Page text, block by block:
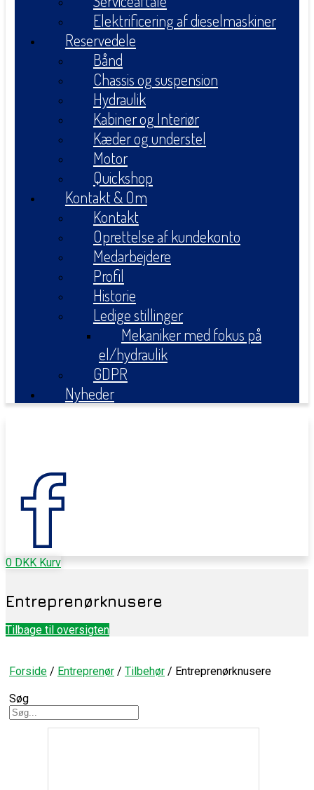
Elektrificering af dieselmaskiner
Reservedele
Bånd
Chassis og suspension
Hydraulik
Kabiner og Interiør
Kæder og understel
Motor
Quickshop
Kontakt & Om
Kontakt
Oprettelse af kundekonto
Medarbejdere
Profil
Historie
Ledige stillinger
Mekaniker med fokus på
el/hydraulik
GDPR
Nyheder
0 DKK Kurv
Entreprenørknusere
Tilbage til oversigten
Forside / Entreprenør / Tilbehør / Entreprenørknusere
Søg